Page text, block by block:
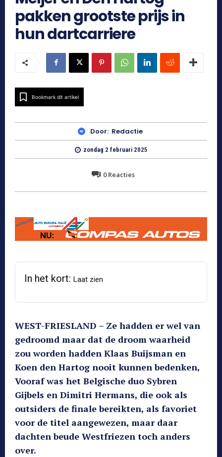
pakken grootste prijs in
hun dartcarriere
Bookmark dit artikel
Door: Redactie
zondag 2 februari 2025
0Reacties
In het kort: Laat zien
WEST-FRIESLAND – Ze hadden er wel van
gedroomd maar dat de droom waarheid
zou worden hadden Klaas Buijsman en
Koen den Hartog nooit kunnen bedenken,
Vooraf was het Belgische duo Sybren
Gijbels en Dimitri Hermans, die ook als
outsiders de finale bereikten, als favoriet
voor de titel aangewezen, maar daar
dachten beude Westfriezen toch anders
over.